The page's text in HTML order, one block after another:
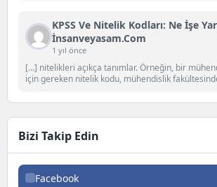
KPSS Ve Nitelik Kodları: Ne İşe
İnsanveyasam.com
1 yıl önce
[…] nitelikleri açıkça tanımlar. Örneğin, bir
için gereken nitelik kodu, mühendislik
Bizi Takip Edin
Facebook